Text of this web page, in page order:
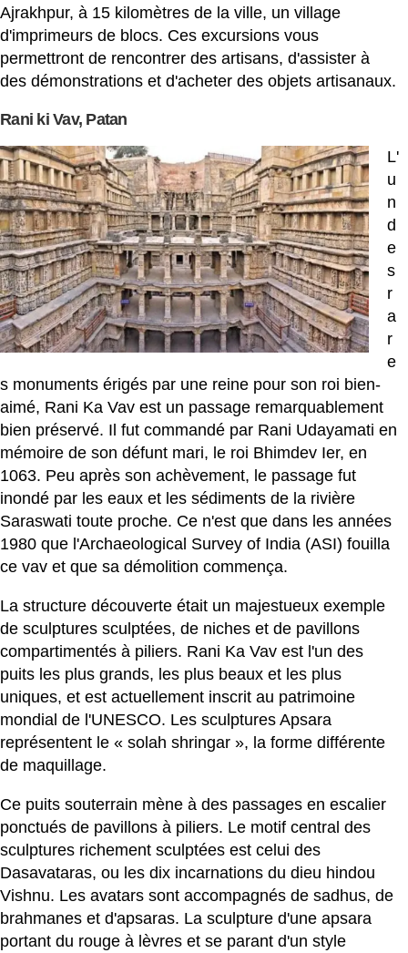
Ajrakhpur, à 15 kilomètres de la ville, un village
d'imprimeurs de blocs. Ces excursions vous
permettront de rencontrer des artisans, d'assister à
des démonstrations et d'acheter des objets artisanaux.
Rani ki Vav, Patan
L'
u
n
d
e
s
r
a
r
e
s monuments érigés par une reine pour son roi bien-
aimé, Rani Ka Vav est un passage remarquablement
bien préservé. Il fut commandé par Rani Udayamati en
mémoire de son défunt mari, le roi Bhimdev Ier, en
1063. Peu après son achèvement, le passage fut
inondé par les eaux et les sédiments de la rivière
Saraswati toute proche. Ce n'est que dans les années
1980 que l'Archaeological Survey of India (ASI) fouilla
ce vav et que sa démolition commença.
La structure découverte était un majestueux exemple
de sculptures sculptées, de niches et de pavillons
compartimentés à piliers. Rani Ka Vav est l'un des
puits les plus grands, les plus beaux et les plus
uniques, et est actuellement inscrit au patrimoine
mondial de l'UNESCO. Les sculptures Apsara
représentent le « solah shringar », la forme différente
de maquillage.
Ce puits souterrain mène à des passages en escalier
ponctués de pavillons à piliers. Le motif central des
sculptures richement sculptées est celui des
Dasavataras, ou les dix incarnations du dieu hindou
Vishnu. Les avatars sont accompagnés de sadhus, de
brahmanes et d'apsaras. La sculpture d'une apsara
portant du rouge à lèvres et se parant d'un style